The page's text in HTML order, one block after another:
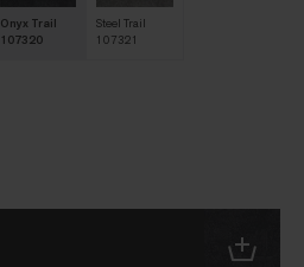
Onyx Trail
107320
Steel Trail
107321